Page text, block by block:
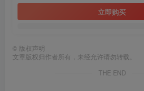
立即购买
© 版权声明
文章版权归作者所有，未经允许请勿转载。
THE END